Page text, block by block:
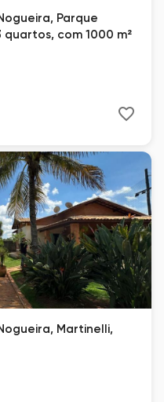
Parque
com 1000 m²
Martinelli,